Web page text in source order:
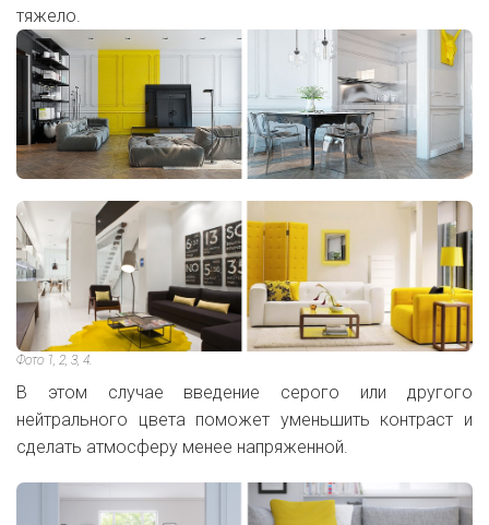
тяжело.
Фото 1, 2, 3, 4.
В этом случае введение серого или другого
нейтрального цвета поможет уменьшить контраст и
сделать атмосферу менее напряженной.